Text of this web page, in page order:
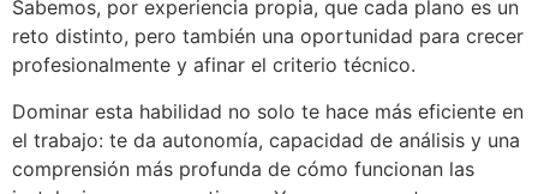
Sabemos, por experiencia propia, que cada plano es un
reto distinto, pero también una oportunidad para crecer
profesionalmente y afinar el criterio técnico.
Dominar esta habilidad no solo te hace más eficiente en
el trabajo: te da autonomía, capacidad de análisis y una
comprensión más profunda de cómo funcionan las